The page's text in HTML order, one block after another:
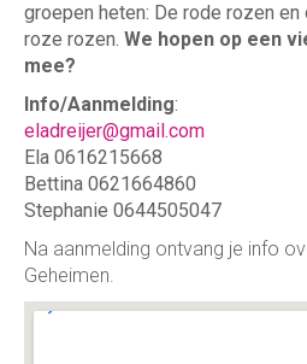
groepen heten: De rode rozen
roze rozen. We hopen op een
mee?
Info/Aanmelding:
eladreijer@gmail.com
Ela 0616215668
Bettina 0621664860
Stephanie 0644505047
Na aanmelding ontvang je info
Geheimen.